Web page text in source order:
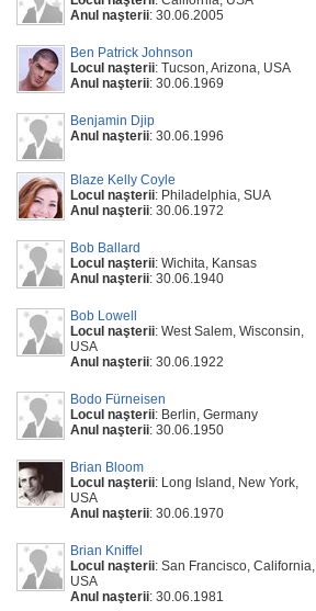
Anul naşterii: 30.06.2005
Ben Patrick Johnson
Locul naşterii: Tucson, Arizona, USA
Anul naşterii: 30.06.1969
Benjamin Djip
Anul naşterii: 30.06.1996
Blaze Kelly Coyle
Locul naşterii: Philadelphia, SUA
Anul naşterii: 30.06.1972
Bob Ballard
Locul naşterii: Wichita, Kansas
Anul naşterii: 30.06.1940
Bob Lowell
Locul naşterii: West Salem, Wisconsin,
USA
Anul naşterii: 30.06.1922
Bodo Fürneisen
Locul naşterii: Berlin, Germany
Anul naşterii: 30.06.1950
Brian Bloom
Locul naşterii: Long Island, New York,
USA
Anul naşterii: 30.06.1970
Brian Kniffel
Locul naşterii: San Francisco, California,
USA
Anul naşterii: 30.06.1981